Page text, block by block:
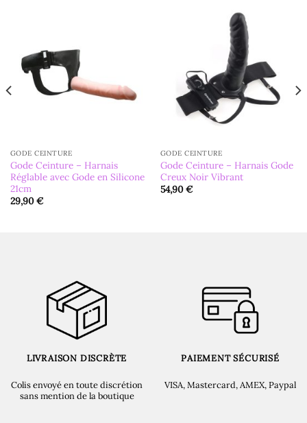
GODE CEINTURE
Gode Ceinture – Harnais
Réglable avec Gode en Silicone
21cm
29,90€
GODE CEINTURE
Gode Ceinture – Harnais Gode
Creux Noir Vibrant
54,90€
LIVRAISON DISCRÈTE
Colis envoyé en toute discrétion
sans mention de la boutique
PAIEMENT SÉCURISÉ
VISA, Mastercard, AMEX, Paypal